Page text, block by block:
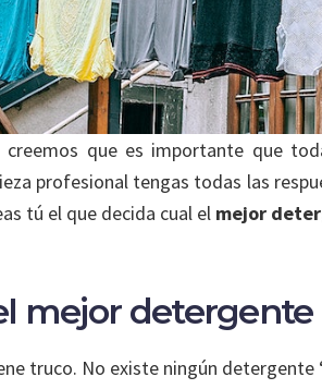
creemos que es importante que
profesional tengas todas las
tú el que decida cual el mejor
mejor
truco. No existe ningún